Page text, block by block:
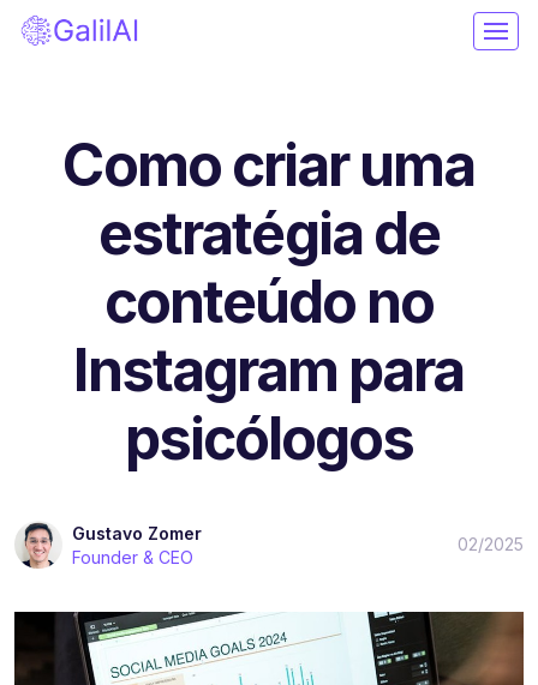
Como criar uma
estratégia de
conteúdo no
Instagram para
psicólogos
Gustavo Zomer
Founder & CEO
02/2025